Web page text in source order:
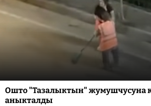
Ошто "Тазалыктын" жумушчусуна
аныкталды